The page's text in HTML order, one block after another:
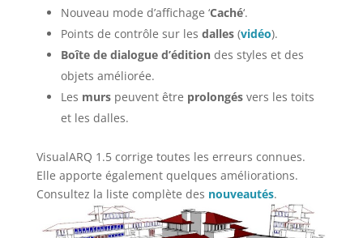
Nouveau mode d’affichage ‘Caché‘.
Points de contrôle sur les dalles(vidéo).
Boîte de dialogue d’éditiondes styles et des
objets améliorée.
Les murspeuvent être prolongésvers les toits
et les dalles.
VisualARQ 1.5 corrige toutes les erreurs connues.
Elle apporte également quelques améliorations.
Consultez la liste complète des nouveautés.